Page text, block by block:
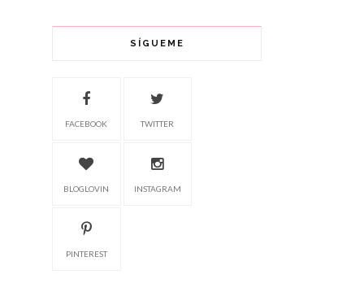
SÍGUEME
FACEBOOK TWITTER
BLOGLOVIN INSTAGRAM
PINTEREST